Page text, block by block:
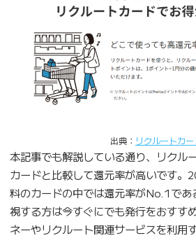
出典： リクルートカ
本記事でも解説している通り、リクル
カードと比較して還元率が高いです。
料のカードの中では還元率がNo.1であ
視する方は今すぐにでも発行をおすす
ネーやリクルート関連サービスを利用